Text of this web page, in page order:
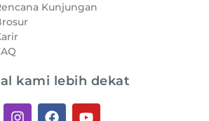
Kunjungan
kami lebih dekat